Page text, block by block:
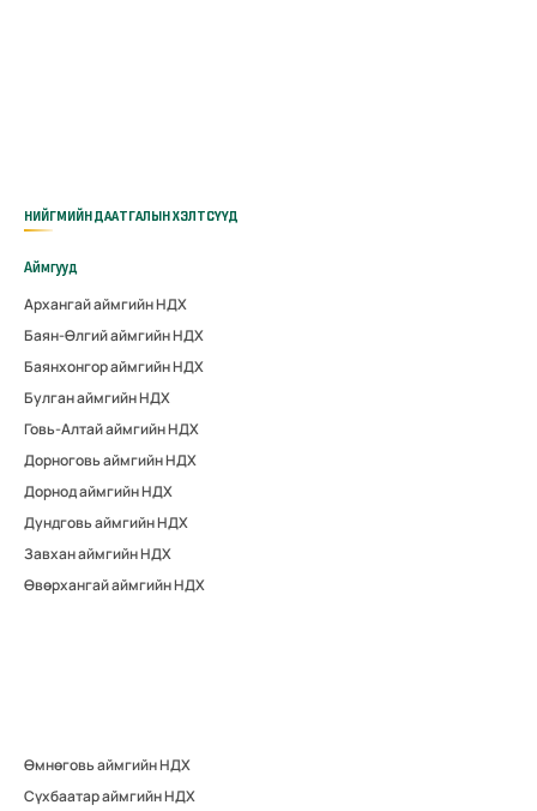
НИЙГМИЙН ДААТГАЛЫН ХЭЛТСҮҮД
Аймгууд
Архангай аймгийн НДХ
Баян-Өлгий аймгийн НДХ
Баянхонгор аймгийн НДХ
Булган аймгийн НДХ
Говь-Алтай аймгийн НДХ
Дорноговь аймгийн НДХ
Дорнод аймгийн НДХ
Дундговь аймгийн НДХ
Завхан аймгийн НДХ
Өвөрхангай аймгийн НДХ
Өмнөговь аймгийн НДХ
Сүхбаатар аймгийн НДХ